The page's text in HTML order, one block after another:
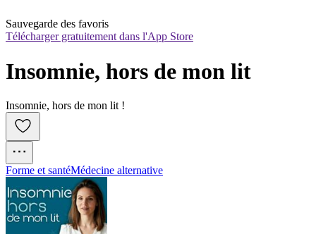
Sauvegarde des favoris
Télécharger gratuitement dans l'App Store
Insomnie, hors de mon lit
Insomnie, hors de mon lit !
Forme et santéMédecine alternative